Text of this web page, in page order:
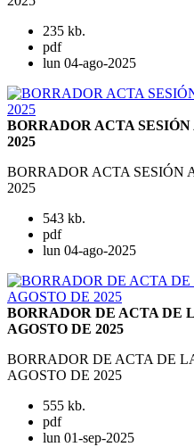
235 kb.
pdf
lun 04-ago-2025
BORRADOR ACTA
2025
BORRADOR ACTA SESIÓN
2025
543 kb.
pdf
lun 04-ago-2025
BORRADOR DE ACTA DE
AGOSTO DE 2025
BORRADOR DE ACTA DE
AGOSTO DE 2025
555 kb.
pdf
lun 01-sep-2025